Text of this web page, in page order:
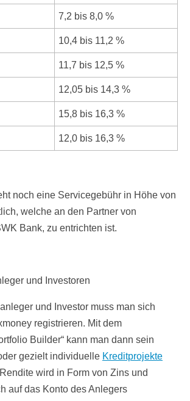
7,2 bis 8,0 %
10,4 bis 11,2 %
11,7 bis 12,5 %
12,05 bis 14,3 %
15,8 bis 16,3 %
12,0 bis 16,3 %
noch eine Servicegebühr in Höhe von
welche an den Partner von
Bank, zu entrichten ist.
und Investoren
und Investor muss man sich
registrieren. Mit dem
Builder“ kann man dann sein
gezielt individuelle Kreditprojekte
wird in Form von Zins und
auf das Konto des Anlegers